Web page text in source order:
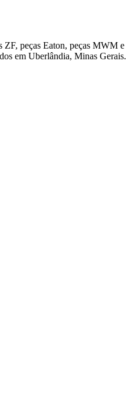
ZF, peças Eaton, peças MWM e
em Uberlândia, Minas Gerais.